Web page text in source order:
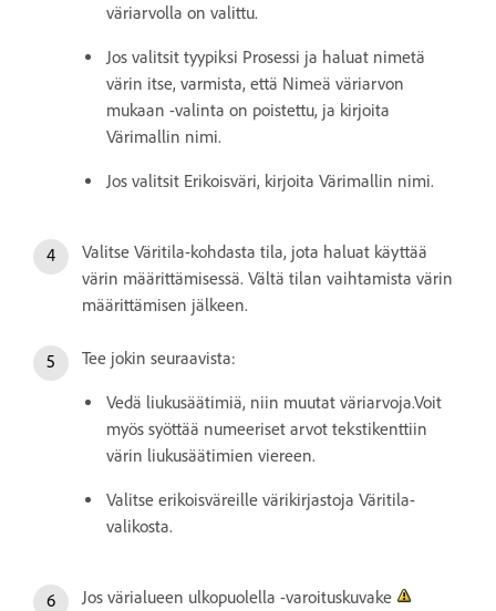
väriarvolla on valittu.
Jos valitsit tyypiksi Prosessi ja haluat nimetä
värin itse, varmista, että Nimeä väriarvon
mukaan -valinta on poistettu, ja kirjoita
Värimallin nimi.
Jos valitsit Erikoisväri, kirjoita Värimallin nimi.
Valitse Väritila-kohdasta tila, jota haluat käyttää
värin määrittämisessä. Vältä tilan vaihtamista värin
määrittämisen jälkeen.
Tee jokin seuraavista:
Vedä liukusäätimiä, niin muutat väriarvoja.Voit
myös syöttää numeeriset arvot tekstikenttiin
värin liukusäätimien viereen.
Valitse erikoisväreille värikirjastoja Väritila-
valikosta.
Jos värialueen ulkopuolella -varoituskuvake